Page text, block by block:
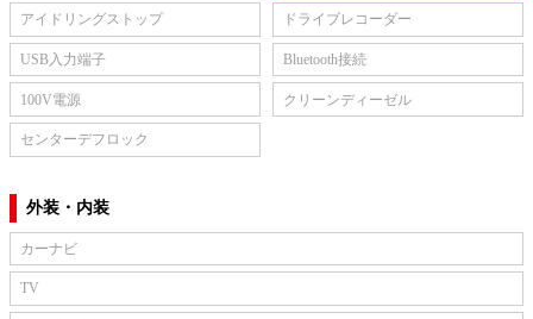
アイドリングストップ ドライブレコーダー
USB入力端子 Bluetooth接続
100V電源 クリーンディーゼル
センターデフロック
外装・内装
カーナビ
TV